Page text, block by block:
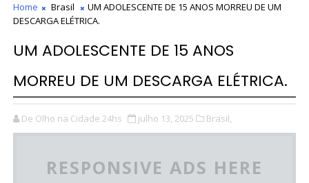
Home Brasil
UM ADOLESCENTE DE 15 ANOS MORREU DE UM
DESCARGA ELÉTRICA.
UM ADOLESCENTE DE 15 ANOS
MORREU DE UM DESCARGA ELÉTRICA.
De Olho na Cidade 24hs julho 13, 2025 Brasil,
RESPONSIVE ADS HERE